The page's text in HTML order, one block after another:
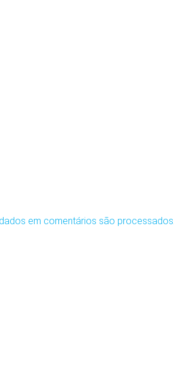
em comentários são processados